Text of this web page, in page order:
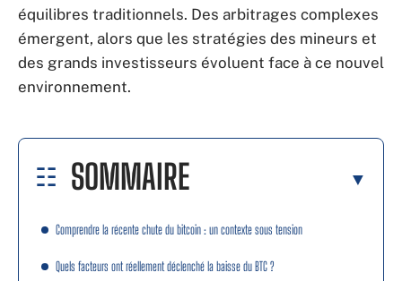
équilibres traditionnels. Des arbitrages complexes
émergent, alors que les stratégies des mineurs et
des grands investisseurs évoluent face à ce nouvel
environnement.
SOMMAIRE
Comprendre la récente chute du bitcoin : un contexte sous tension
Quels facteurs ont réellement déclenché la baisse du BTC ?